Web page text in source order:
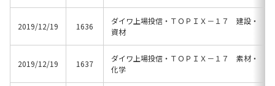
2019/12/19 1636
ダイワ上場投信・ＴＯＰＩＸ－１７ 建設・
資材
2019/12/19 1637
ダイワ上場投信・ＴＯＰＩＸ－１７ 素材・
化学